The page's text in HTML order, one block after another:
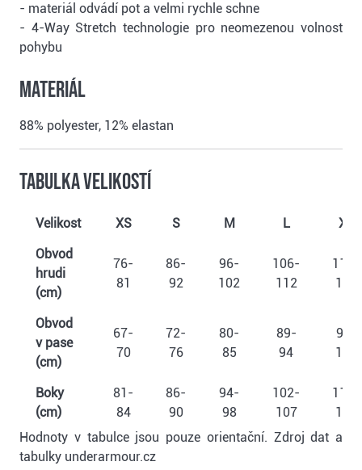
- materiál odvádí pot a velmi rychle schne
- 4-Way Stretch technologie pro neomezenou volnost
pohybu
Materiál
88% polyester, 12% elastan
Tabulka velikostí
Velikost XS S M L
XL
Obvod
hrudi
(cm)
76-
81
86-
92
96-
102
106-
112
116-
122
Obvod
v pase
(cm)
67-
70
72-
76
80-
85
89-
94
99-
104
Boky
(cm)
81-
84
86-
90
94-
98
102-
107
112-
117
Hodnoty v tabulce jsou pouze orientační. Zdroj dat a
tabulky underarmour.cz